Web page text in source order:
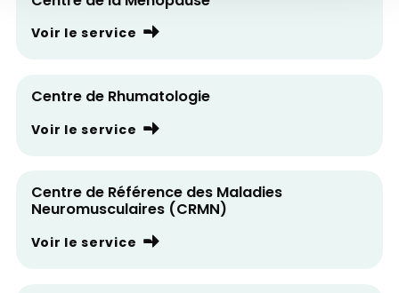
Voir le service
Centre de Rhumatologie
Voir le service
Centre de Référence des Maladies
Neuromusculaires (CRMN)
Voir le service